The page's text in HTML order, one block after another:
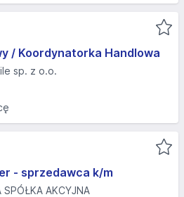
/ Koordynatorka Handlowa
sp. z o.o.
- sprzedawca k/m
SPÓŁKA AKCYJNA